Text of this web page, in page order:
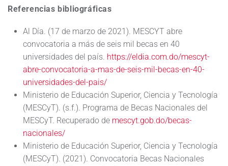
Referencias bibliográficas
Al Día. (17 de marzo de 2021). MESCYT abre
convocatoria a más de seis mil becas en 40
universidades del país. https://eldia.com.do/mescyt-
abre-convocatoria-a-mas-de-seis-mil-becas-en-40-
universidades-del-pais/
Ministerio de Educación Superior, Ciencia y Tecnología
(MESCyT). (s.f.). Programa de Becas Nacionales del
MESCyT. Recuperado de mescyt.gob.do/becas-
nacionales/
Ministerio de Educación Superior, Ciencia y Tecnología
(MESCyT). (2021). Convocatoria Becas Nacionales